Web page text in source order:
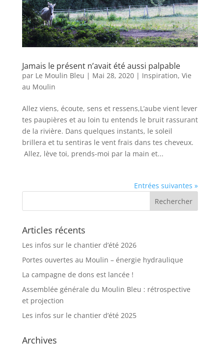
Jamais le présent n’avait été aussi palpable
par Le Moulin Bleu | Mai 28, 2020| Inspiration, Vie
au Moulin
Allez viens, écoute, sens et ressens,L’aube vient lever
tes paupières et au loin tu entends le bruit rassurant
de la rivière. Dans quelques instants, le soleil
brillera et tu sentiras le vent frais dans tes cheveux.
Allez, lève toi, prends-moi par la main et...
Entrées suivantes »
Articles récents
Les infos sur le chantier d’été 2026
Portes ouvertes au Moulin – énergie hydraulique
La campagne de dons est lancée !
Assemblée générale du Moulin Bleu : rétrospective
et projection
Les infos sur le chantier d’été 2025
Archives